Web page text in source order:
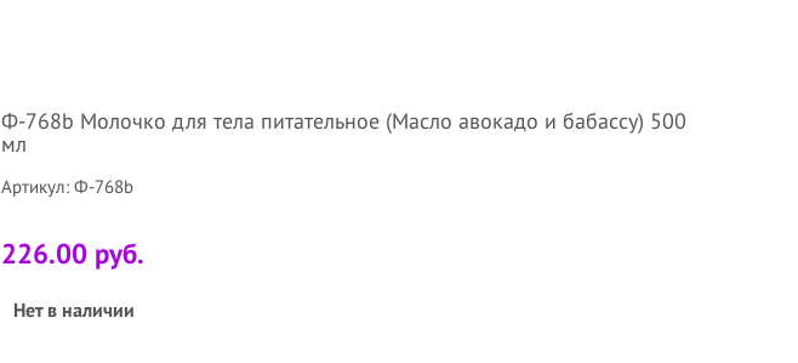
Ф-768b Молочко для тела питательное (Масло авокадо и бабассу) 500
мл
Артикул: Ф-768b
226.00 руб.
Нет в наличии